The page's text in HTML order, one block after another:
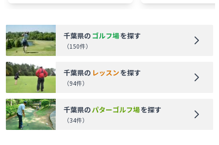
千葉県の ゴルフ場を探す
（150件）
千葉県の レッスンを探す
（94件）
千葉県のパターゴルフ場を探す
（34件）